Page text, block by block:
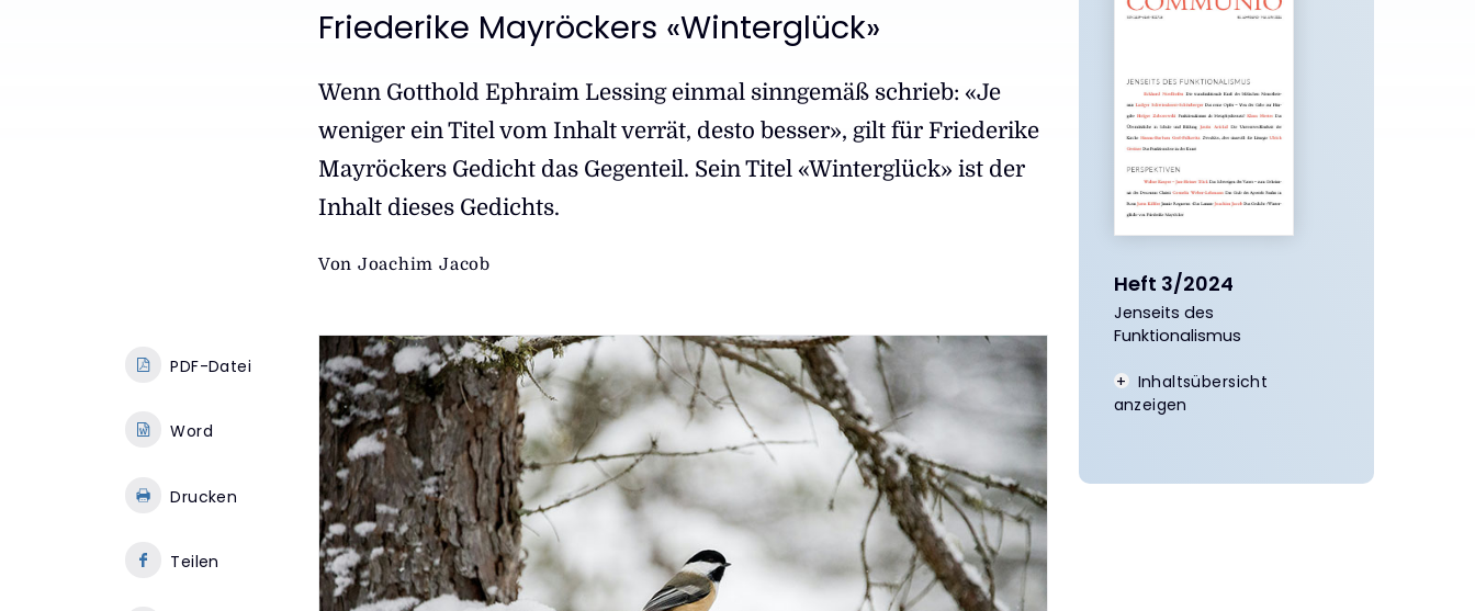
:
Friederike Mayröckers «Winterglück»
Wenn Gotthold Ephraim Lessing einmal sinngemäß schrieb: «Je
weniger ein Titel vom Inhalt verrät, desto besser», gilt für Friederike
Mayröckers Gedicht das Gegenteil. Sein Titel «Winterglück» ist der
Inhalt dieses Gedichts.
Von Joachim Jacob
PDF-Datei
Word
Drucken
Teilen
Heft 3/2024
:
Jenseits des
Funktionalismus
Inhaltsübersicht
anzeigen